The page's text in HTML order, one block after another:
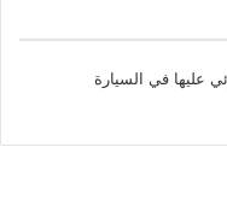
عليها في السيارة